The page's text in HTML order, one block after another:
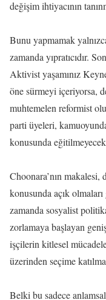
değişim ihtiyacının
Bunu yapmamak
zamanda yıpratıcıdır.
Aktivist yaşamınız
öne sürmeyi içeriyorsa,
muhtemelen reformist
parti üyeleri,
konusunda
Choonara’nın
konusunda açık
zamanda sosyalist
zorlamaya başlayan
işçilerin kitlesel
üzerinden seçime
Belki bu sadece